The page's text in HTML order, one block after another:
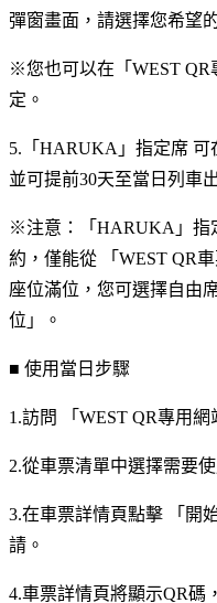
彈窗畫面，請選擇您希望
※您也可以在「WEST
定。
5.「HARUKA」指定席 可
並可提前30天至當日列車
※注意：「HARUKA」指
約，僅能從 「WEST QR
座位滿位，您可選擇自由
位」。
■ 使用當日步驟
1.訪問 「WEST QR專用
2.從車票清單中選擇需要
3.在車票詳情頁點擊 「開
請。
4.車票詳情頁將顯示QR碼